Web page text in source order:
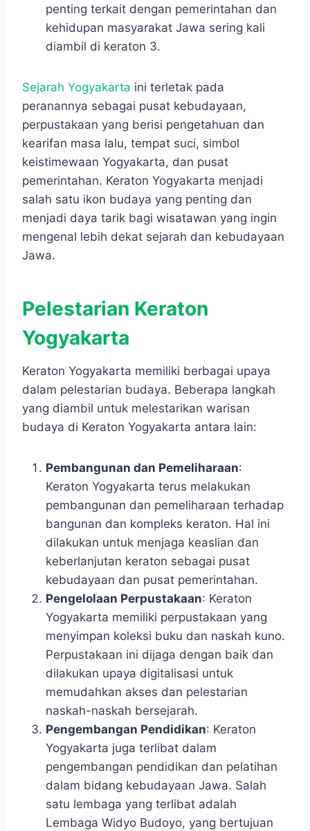
penting terkait dengan pemerintahan dan
kehidupan masyarakat Jawa sering kali
diambil di keraton 3.
Sejarah Yogyakarta ini terletak pada
peranannya sebagai pusat kebudayaan,
perpustakaan yang berisi pengetahuan dan
kearifan masa lalu, tempat suci, simbol
keistimewaan Yogyakarta, dan pusat
pemerintahan. Keraton Yogyakarta menjadi
salah satu ikon budaya yang penting dan
menjadi daya tarik bagi wisatawan yang ingin
mengenal lebih dekat sejarah dan kebudayaan
Jawa.
Pelestarian Keraton
Yogyakarta
Keraton Yogyakarta memiliki berbagai upaya
dalam pelestarian budaya. Beberapa langkah
yang diambil untuk melestarikan warisan
budaya di Keraton Yogyakarta antara lain:
Pembangunan dan Pemeliharaan:
Keraton Yogyakarta terus melakukan
pembangunan dan pemeliharaan terhadap
bangunan dan kompleks keraton. Hal ini
dilakukan untuk menjaga keaslian dan
keberlanjutan keraton sebagai pusat
kebudayaan dan pusat pemerintahan.
Pengelolaan Perpustakaan: Keraton
Yogyakarta memiliki perpustakaan yang
menyimpan koleksi buku dan naskah kuno.
Perpustakaan ini dijaga dengan baik dan
dilakukan upaya digitalisasi untuk
memudahkan akses dan pelestarian
naskah-naskah bersejarah.
Pengembangan Pendidikan: Keraton
Yogyakarta juga terlibat dalam
pengembangan pendidikan dan pelatihan
dalam bidang kebudayaan Jawa. Salah
satu lembaga yang terlibat adalah
Lembaga Widyo Budoyo, yang bertujuan